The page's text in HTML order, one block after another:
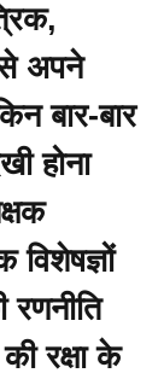
से अपने
बार-बार
होना
विशेषज्ञों
रक्षा के